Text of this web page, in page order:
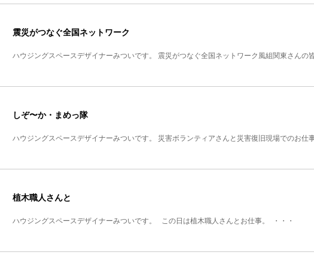
震災がつなぐ全国ネットワーク
ハウジングスペースデザイナーみついです。 震災がつなぐ全国ネットワーク風組関東さんの
しぞ〜か・まめっ隊
ハウジングスペースデザイナーみついです。 災害ボランティアさんと災害復旧現場でのお仕
植木職人さんと
ハウジングスペースデザイナーみついです。 この日は植木職人さんとお仕事。 ・・・